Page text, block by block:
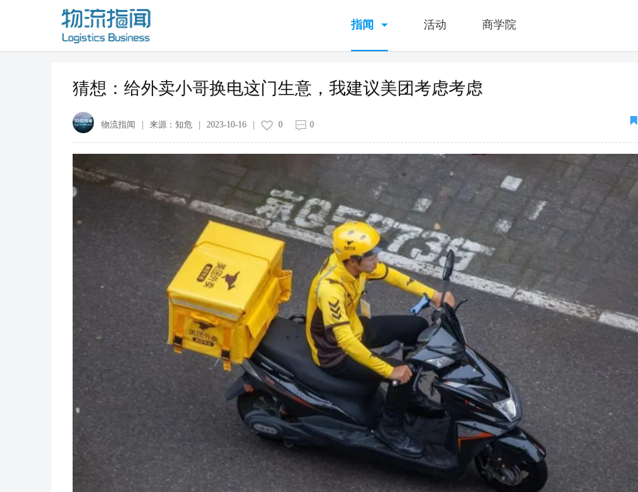
指闻 活动 商学院
猜想：给外卖小哥换电这门生意，我建议美团考虑考虑
物流指闻 | 来源： 知危 2023-10-16 0 0